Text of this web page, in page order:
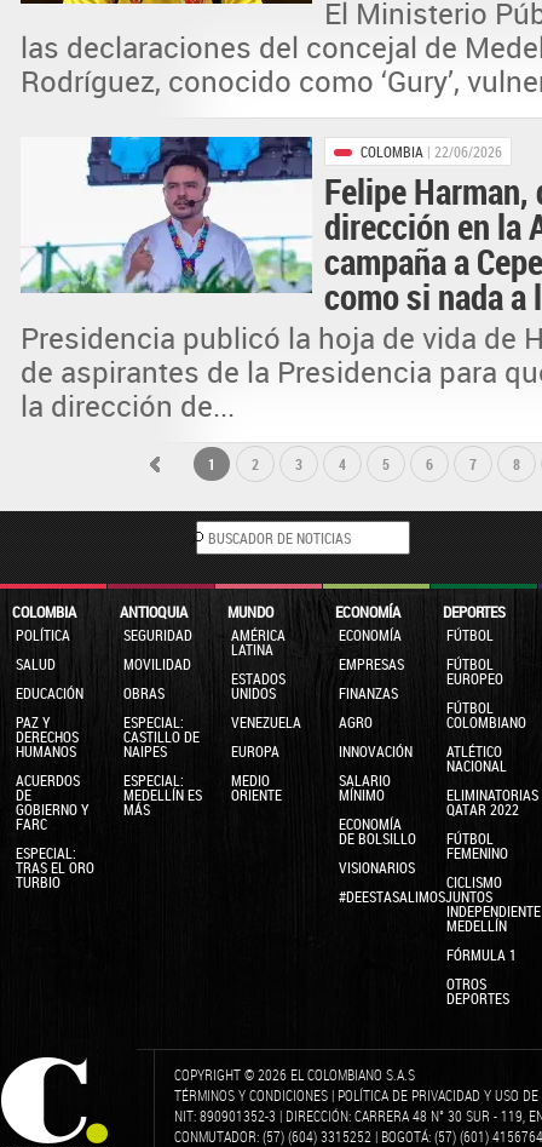
El Ministerio
las declaraciones del concejal de
Rodríguez, conocido como ‘Gury’,
COLOMBIA | 22/06/2026
Felipe
dirección en la
campaña a
como si nada a
Presidencia publicó la hoja de vida de
de aspirantes de la Presidencia para
la dirección de...
1 2 3 4 5 6 7 8
COLOMBIA
POLÍTICA
SALUD
EDUCACIÓN
PAZ Y
DERECHOS
HUMANOS
ACUERDOS
DE
GOBIERNO Y
FARC
ESPECIAL:
TRAS EL ORO
TURBIO
ANTIOQUIA
SEGURIDAD
MOVILIDAD
OBRAS
ESPECIAL:
CASTILLO DE
NAIPES
ESPECIAL:
MEDELLÍN ES
MÁS
MUNDO
AMÉRICA
LATINA
ESTADOS
UNIDOS
VENEZUELA
EUROPA
MEDIO
ORIENTE
ECONOMÍA
ECONOMÍA
EMPRESAS
FINANZAS
AGRO
INNOVACIÓN
SALARIO
MÍNIMO
ECONOMÍA
DE BOLSILLO
VISIONARIOS
#DEESTASALIMOSJUNTOS
DEPORTES
FÚTBOL
FÚTBOL
EUROPEO
FÚTBOL
COLOMBIANO
ATLÉTICO
NACIONAL
ELIMINATORIAS
QATAR 2022
FÚTBOL
FEMENINO
CICLISMO
INDEPENDIENTE
MEDELLÍN
FÓRMULA 1
OTROS
DEPORTES
COPYRIGHT © 2026 EL COLOMBIANO S.A.S
TÉRMINOS Y CONDICIONES | POLÍTICA DE PRIVACIDAD Y USO
NIT: 890901352-3 | DIRECCIÓN: CARRERA 48 N° 30 SUR - 119,
CONMUTADOR: (57) (604) 3315252 | BOGOTÁ: (57) (601)